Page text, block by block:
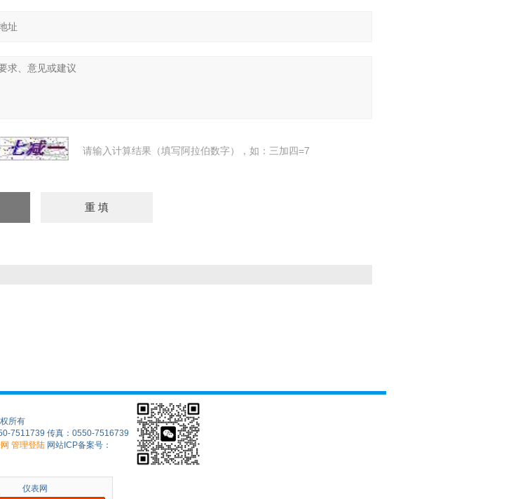
请输入计算结果（填写阿拉伯数字），如：三加四=7
所有
7511739 传真：0550-7516739
管理登陆 网站ICP备案号：
仪表网